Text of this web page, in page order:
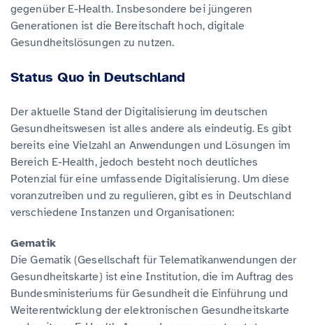
gegenüber E-Health. Insbesondere bei jüngeren
Generationen ist die Bereitschaft hoch, digitale
Gesundheitslösungen zu nutzen.
Status Quo in Deutschland
Der aktuelle Stand der Digitalisierung im deutschen
Gesundheitswesen ist alles andere als eindeutig. Es gibt
bereits eine Vielzahl an Anwendungen und Lösungen im
Bereich E-Health, jedoch besteht noch deutliches
Potenzial für eine umfassende Digitalisierung. Um diese
voranzutreiben und zu regulieren, gibt es in Deutschland
verschiedene Instanzen und Organisationen:
Gematik
Die Gematik (Gesellschaft für Telematikanwendungen der
Gesundheitskarte) ist eine Institution, die im Auftrag des
Bundesministeriums für Gesundheit die Einführung und
Weiterentwicklung der elektronischen Gesundheitskarte